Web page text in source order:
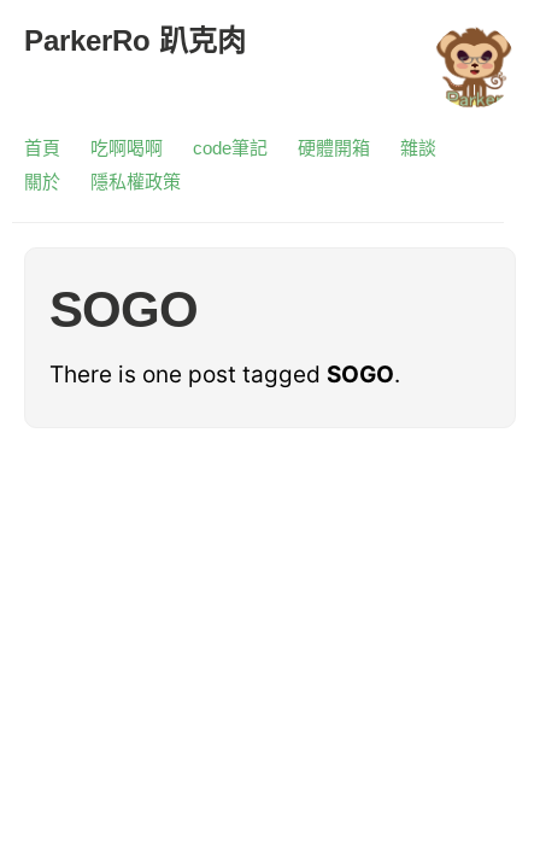
ParkerRo 趴克肉
首頁 吃啊喝啊 code筆記 硬體開箱
雜談
關於
隱私權政策
SOGO
There is one post tagged SOGO.